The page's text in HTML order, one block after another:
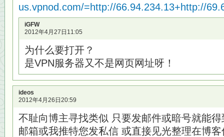
us.vpnod.com/=http://66.94.234.13+http://
iGFW
2012年4月27日11:05
为什么要打开？
是VPN服务器又不是网页网址呀！
ideos
2012年4月26日20:59
不耻向博主寻找类似 只要发邮件或暗号就能
邮箱或我推特您发私信 或直接见光整理在博客